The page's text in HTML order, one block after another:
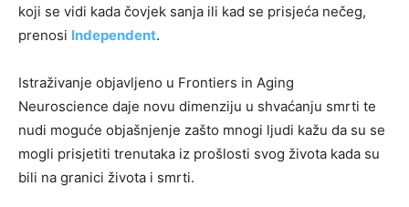
koji se vidi kada čovjek sanja ili kad se prisjeća nečeg,
prenosi Independent.
Istraživanje objavljeno u Frontiers in Aging
Neuroscience daje novu dimenziju u shvaćanju smrti te
nudi moguće objašnjenje zašto mnogi ljudi kažu da su se
mogli prisjetiti trenutaka iz prošlosti svog života kada su
bili na granici života i smrti.